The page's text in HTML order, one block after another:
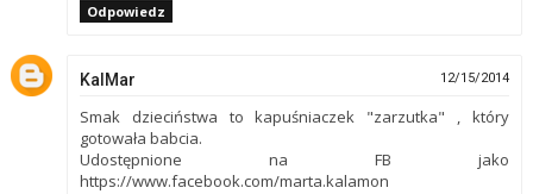
Odpowiedz
KalMar 12/15/2014
Smak dzieciństwa to kapuśniaczek "zarzutka" , który
gotowała babcia.
Udostępnione na FB jako
https://www.facebook.com/marta.kalamon